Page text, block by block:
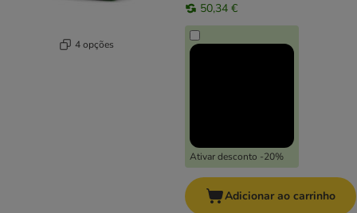
4 opções
50,34 €
Ativar desconto -20%
Adicionar ao carrinho